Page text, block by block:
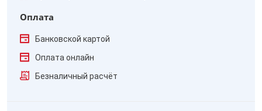
Оплата
Банковской картой
Оплата онлайн
Безналичный расчёт